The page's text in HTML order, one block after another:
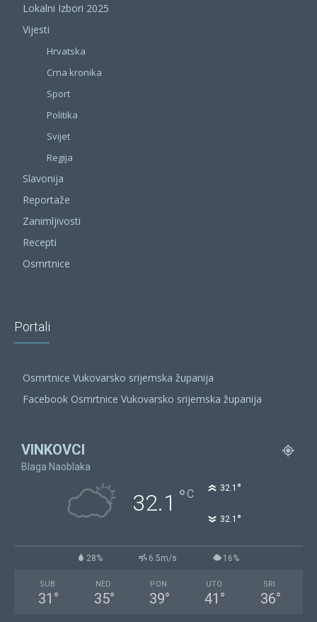
Lokalni Izbori 2025
Vijesti
Hrvatska
Crna kronika
Sport
Politika
Svijet
Regija
Slavonija
Reportaže
Zanimljivosti
Recepti
Osmrtnice
Portali
Osmrtnice Vukovarsko srijemska županija
Facebook Osmrtnice Vukovarsko srijemska županija
VINKOVCI
Blaga Naoblaka
32.1 °C 32.1 °
32.1 °
28% 6.5m/s 16%
SUB
31 °
NED
35°
PON
39°
UTO
41 °
SRI
36°